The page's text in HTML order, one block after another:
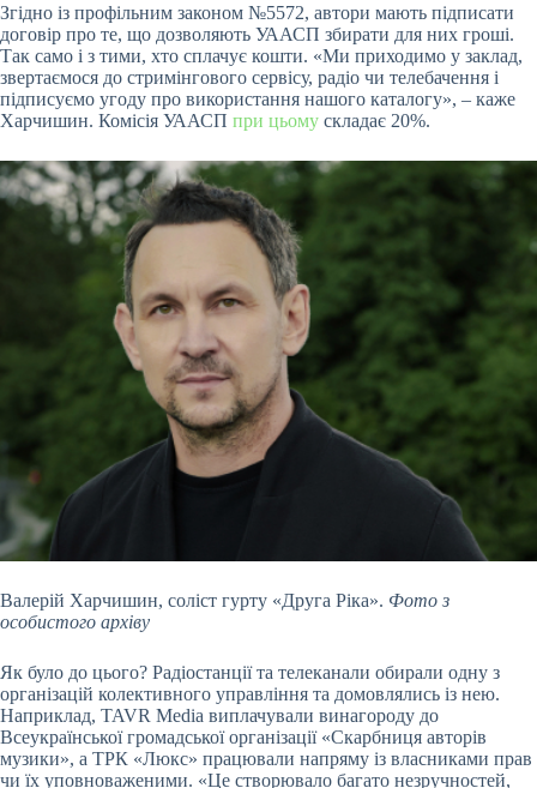
Згідно із профільним законом №5572, автори мають підписати
договір про те, що дозволяють УААСП збирати для них гроші.
Так само і з тими, хто сплачує кошти. «Ми приходимо у заклад,
звертаємося до стримінгового сервісу, радіо чи телебачення і
підписуємо угоду про використання нашого каталогу», – каже
Харчишин. Комісія УААСП при цьому складає 20%.
Валерій Харчишин, соліст гурту «Друга Ріка». Фото з
особистого архіву
Як було до цього? Радіостанції та телеканали обирали одну з
організацій колективного управління та домовлялись із нею.
Наприклад, TAVR Mediа виплачували винагороду до
Всеукраїнської громадської організації «Скарбниця авторів
музики», а ТРК «Люкс» працювали напряму із власниками прав
чи їх уповноваженими. «Це створювало багато незручностей,